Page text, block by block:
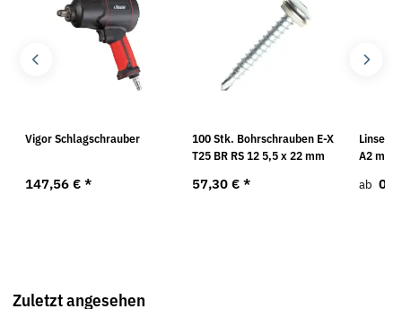
Vigor Schlagschrauber
147,56 € *
100 Stk. Bohrschrauben E-X
T25 BR RS 12 5,5 x 22 mm
57,30 € *
A2 mit
ab
Zuletzt angesehen